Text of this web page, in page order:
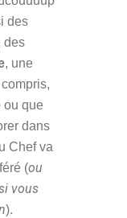
des
des
, une
ou que
dans
Chef va
(ou
vous
).